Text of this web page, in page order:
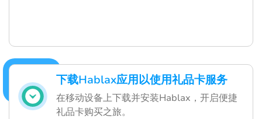
下载Hablax应用以使用礼品卡服务
在移动设备上下载并安装Hablax，开启便捷
礼品卡购买之旅。